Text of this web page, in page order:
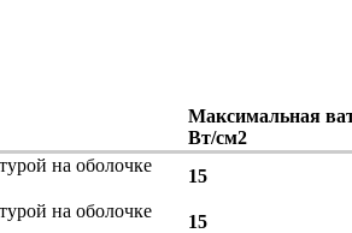
Максимальная
Вт/см2
на оболочке
15
на оболочке
15